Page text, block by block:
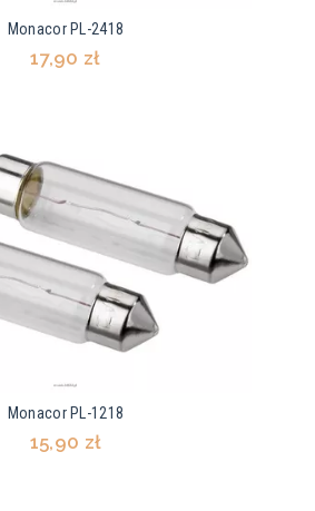
Monacor PL-2418
17,90 zł
Monacor PL-1218
15,90 zł